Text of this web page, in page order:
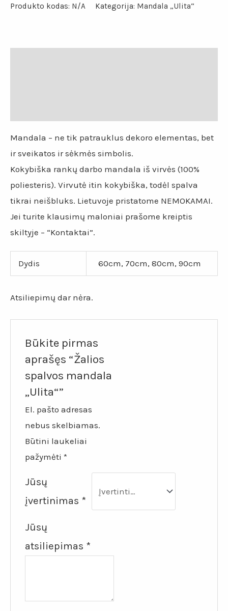
Produkto kodas: N/A Kategorija: Mandala „Ulita“
Mandala – ne tik patrauklus dekoro elementas, bet
ir sveikatos ir sėkmės simbolis.
Kokybiška rankų darbo mandala iš virvės (100%
poliesteris). Virvutė itin kokybiška, todėl spalva
tikrai neišbluks. Lietuvoje pristatome NEMOKAMAI.
Jei turite klausimų maloniai prašome kreiptis
skiltyje – “Kontaktai”.
Dydis 60cm, 70cm, 80cm, 90cm
Atsiliepimų dar nėra.
Būkite pirmas
aprašęs “Žalios
spalvos mandala
„Ulita“”
El. pašto adresas
nebus skelbiamas.
Būtini laukeliai
pažymėti*
Jūsų
įvertinimas *
Jūsų
atsiliepimas *